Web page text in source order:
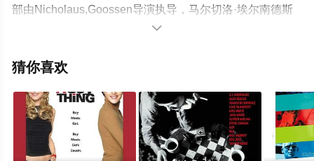
部由Nicholaus,Goossen导演执导，马尔切洛·埃尔南德斯
等演员精彩演绎的美国电影，手机免费观看高清未删减完
电影、电视猫或剧情网等平台了解。

猜你喜欢